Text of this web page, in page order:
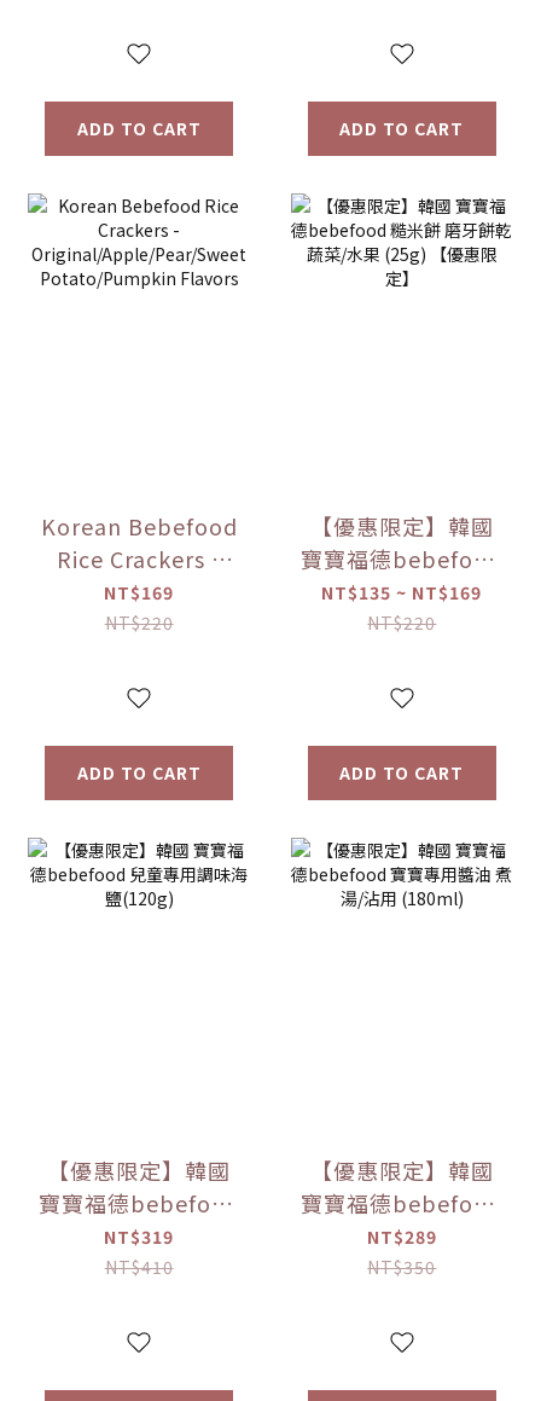
ADD TO CART ADD TO CART
Korean Bebefood
Rice Crackers -
Original/Apple/Pear/Sweet
Potato/Pumpkin
NT$169
NT$220
ADD TO CART
【優惠限定】韓國
寶寶福德bebefood
糙米餅 磨牙餅乾 蔬
菜/水果 (25g) 【優
NT$135 ~ NT$169
NT$220
ADD TO CART
【優惠限定】韓國
寶寶福德bebefood
兒童專用調味海鹽
(120g)
NT$319
NT$410
【優惠限定】韓國
寶寶福德bebefood
寶寶專用醬油 煮湯/
沾用 (180ml)
NT$289
NT$350